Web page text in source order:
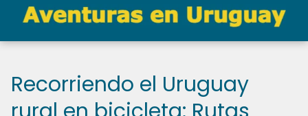
Recorriendo el Uruguay